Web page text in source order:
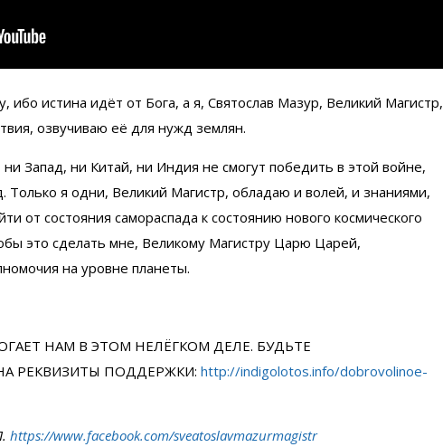
ибо истина идёт от Бога, а я, Святослав Мазур, Великий Магистр,
озвучиваю её для нужд землян.
Запад, ни Китай, ни Индия не смогут победить в этой войне,
Только я одни, Великий Магистр, обладаю и волей, и знаниями,
от состояния самораспада к состоянию нового космического
это сделать мне, Великому Магистру Царю Царей,
на уровне планеты.
НАМ В ЭТОМ НЕЛЁГКОМ ДЕЛЕ. БУДЬТЕ
РЕКВИЗИТЫ ПОДДЕРЖКИ: http://indigolotos.info/dobrovolinoe-
https://www.facebook.com/sveatoslavmazurmagistr